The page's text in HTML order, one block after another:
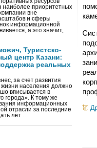
наиболее приоритетных
вне
и сферы
информационной
а это значит,
Туристско-
центр Казани:
реальных
за счет развития
жизни населения должно
вписывается в
города». К тому же
информационных
отрасли за последние
лет …